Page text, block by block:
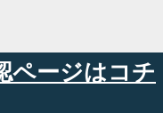
ページはコチ